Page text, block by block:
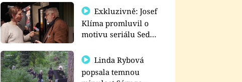
prima+
Exkluzivně: Josef
Klíma promluvil o
motivu seriálu Sedm
Linda Rybová
popsala temnou